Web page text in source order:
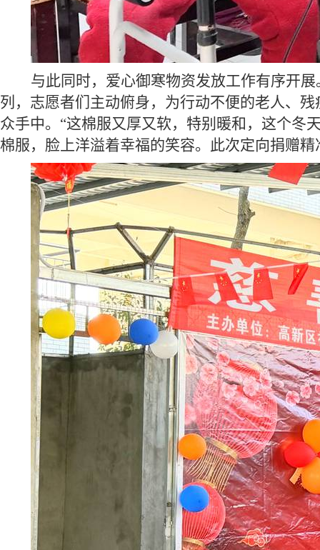
与此同时，爱心御寒物资发放工作有序开展
列，志愿者们主动俯身，为行动不便的老人、
众手中。 “这棉服又厚又软，特别暖和 ， 这个冬
棉服，脸上洋溢着幸福的笑容。此次定向捐赠